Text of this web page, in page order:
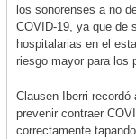
los sonorenses a no
COVID-19, ya que de
hospitalarias en el
riesgo mayor para los
Clausen Iberri
prevenir contraer
correctamente